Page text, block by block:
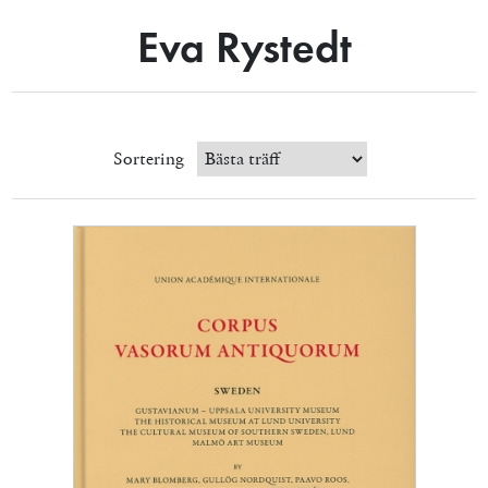
Eva Rystedt
Sortering